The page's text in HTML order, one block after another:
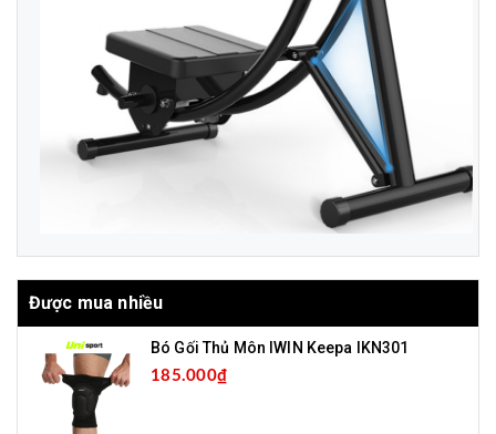
Được mua nhiều
Bó Gối Thủ Môn IWIN Keepa IKN301
185.000₫